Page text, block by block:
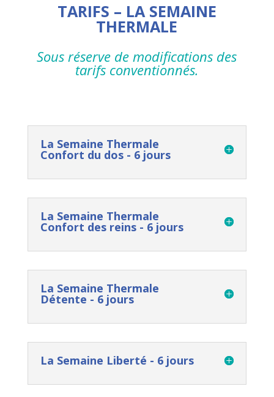
TARIFS – LA SEMAINE
THERMALE
Sous réserve de modifications des
tarifs conventionnés.
La Semaine Thermale
Confort du dos - 6 jours
La Semaine Thermale
Confort des reins - 6 jours
La Semaine Thermale
Détente - 6 jours
La Semaine Liberté - 6 jours